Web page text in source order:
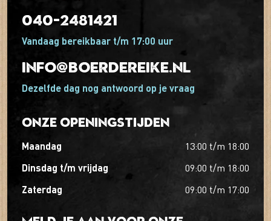
040-2481421
Vandaag bereikbaar t/m 17:00 uur
info@boerdereike.nl
Dezelfde dag nog antwoord op je vraag
Onze openingstijden
maandag 13:00 t/m 18:00
dinsdag t/m vrijdag 09:00 t/m 18:00
zaterdag 09:00 t/m 17:00